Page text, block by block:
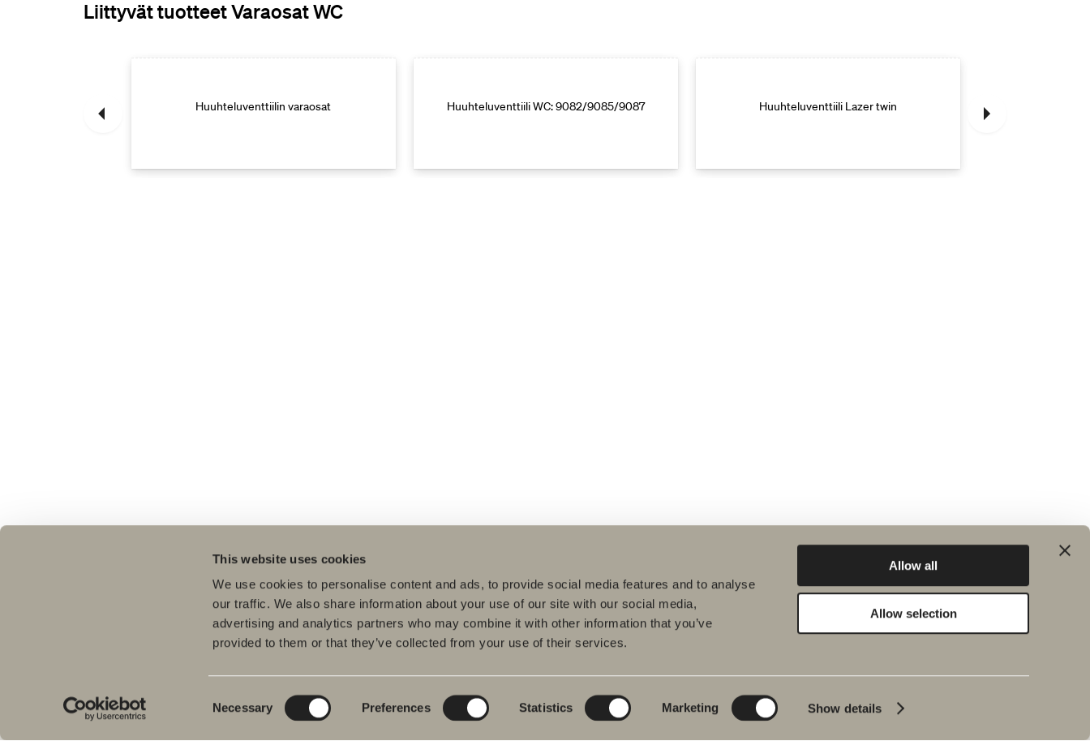
This website uses cookies
We use cookies to personalise content and ads, to provide social media features and to analyse
our traffic. We also share information about your use of our site with our social media,
advertising and analytics partners who may combine it with other information that you’ve
provided to them or that they’ve collected from your use of their services.
Selection
Necessary Preferences Statistics Marketing Show details
Allow all
Allow selection
Liittyvät tuotteet Varaosat WC
Huuhteluventtiilin varaosat Huuhteluventtiili WC: 9082/9085/9087 Huuhteluventtiili Lazer twin
Meiltä löydät kaiken kerralla
kylpyhuoneeseen.
Kylpyhuonekalusteista, pesualtaista ja
hanoista suihkutilakalusteisiin,
kylpyammeisiin, pyyhekuivaimiin ja wc-
Tuotteet
Kylpyhuonekalusteet
Suihkutilakalusteet
Tuotesarjat
Poem Soft
Uutuuksia
kylpyhuoneeseen
Kalustesarjat
Luo kylpyhuoneesi
Kylphuoneesi
Blueprint
Luo kylpyhuoneesi
Planet
Product
People
Kylpy&Huone
Lyijynmusta